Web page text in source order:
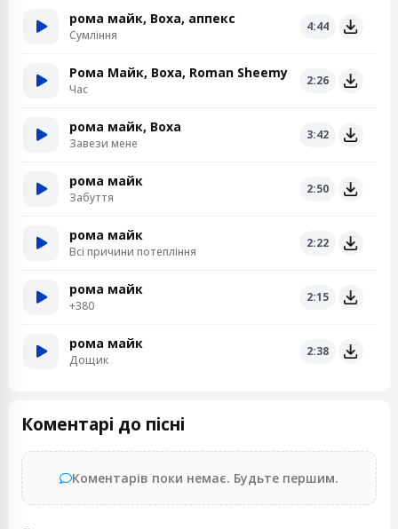
рома майк, Воха, аппекс
Сумління
4:44
Рома Майк, Воха, Roman Sheemy
Час
2:26
рома майк, Воха
Завези мене
3:42
рома майк
Забуття
2:50
рома майк
Всі причини потепління
2:22
рома майк
+380
2:15
рома майк
Дощик
2:38
Коментарі до пісні
Коментарів поки немає. Будьте першим.